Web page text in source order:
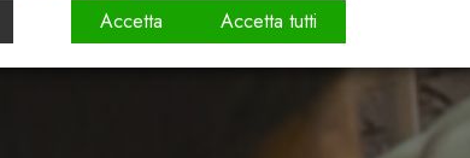
Accetta Accetta tutti